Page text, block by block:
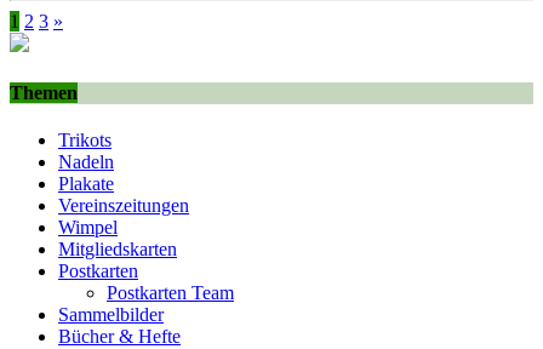
1 2 3 »
Themen
Trikots
Nadeln
Plakate
Vereinszeitungen
Wimpel
Mitgliedskarten
Postkarten
Postkarten Team
Sammelbilder
Bücher & Hefte